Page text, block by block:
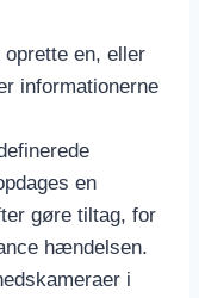
en, eller
informationerne
en
gøre tiltag, for
hændelsen.
i